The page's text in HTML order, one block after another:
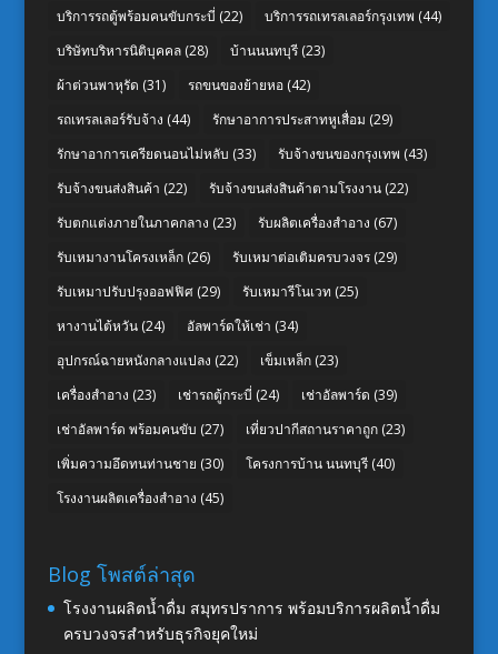
บริการรถตู้พร้อมคนขับกระบี่ (22) บริการรถเทรลเลอร์กรุงเทพ (44)
บริษัทบริหารนิติบุคคล(28) บ้านนนทบุรี(23)
ผ้าต่วนพาหุรัด (31) รถขนของย้ายหอ(42)
รถเทรลเลอร์รับจ้าง (44) รักษาอาการประสาทหูเสื่อม (29)
รักษาอาการเครียดนอนไม่หลับ (33) รับจ้างขนของกรุงเทพ (43)
รับจ้างขนส่งสินค้า (22) รับจ้างขนส่งสินค้าตามโรงงาน(22)
รับตกแต่งภายในภาคกลาง (23) รับผลิตเครื่องสำอาง (67)
รับเหมางานโครงเหล็ก(26) รับเหมาต่อเติมครบวงจร(29)
รับเหมาปรับปรุงออฟฟิศ(29) รับเหมารีโนเวท (25)
หางานไต้หวัน(24) อัลพาร์ดให้เช่า (34)
อุปกรณ์ฉายหนังกลางแปลง (22) เข็มเหล็ก(23)
เครื่องสำอาง (23) เช่ารถตู้กระบี่ (24) เช่าอัลพาร์ด (39)
เช่าอัลพาร์ด พร้อมคนขับ (27) เที่ยวปากีสถานราคาถูก(23)
เพิ่มความอึดทนท่านชาย (30) โครงการบ้าน นนทบุรี(40)
โรงงานผลิตเครื่องสำอาง (45)
Blog โพสต์ล่าสุด
โรงงานผลิตน้ำดื่ม สมุทรปราการ พร้อมบริการผลิตน้ำดื่ม
ครบวงจรสำหรับธุรกิจยุคใหม่